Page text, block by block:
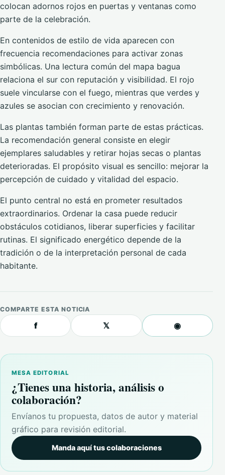
colocan adornos rojos en puertas y ventanas como
parte de la celebración.
En contenidos de estilo de vida aparecen con
frecuencia recomendaciones para activar zonas
simbólicas. Una lectura común del mapa bagua
relaciona el sur con reputación y visibilidad. El rojo
suele vincularse con el fuego, mientras que verdes y
azules se asocian con crecimiento y renovación.
Las plantas también forman parte de estas prácticas.
La recomendación general consiste en elegir
ejemplares saludables y retirar hojas secas o plantas
deterioradas. El propósito visual es sencillo: mejorar la
percepción de cuidado y vitalidad del espacio.
El punto central no está en prometer resultados
extraordinarios. Ordenar la casa puede reducir
obstáculos cotidianos, liberar superficies y facilitar
rutinas. El significado energético depende de la
tradición o de la interpretación personal de cada
habitante.
COMPARTE ESTA NOTICIA
f 𝕏 ◉
MESA EDITORIAL
¿Tienes una historia, análisis o
colaboración?
Envíanos tu propuesta, datos de autor y material
gráfico para revisión editorial.
Manda aquí tus colaboraciones